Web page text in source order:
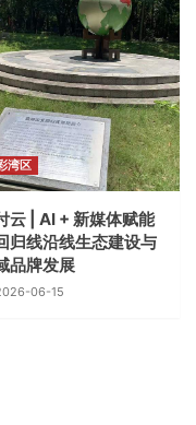
平大田镇以更新改造
“种”进农牧全产业
南沙这片“科创雨
湾区
云 | AI + 新媒体赋能
归线沿线生态建设与
品牌发展
06-15